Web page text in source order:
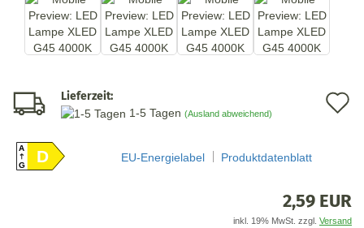
Lieferzeit:
1-5 Tagen (Ausland abweichend)
A
GD EU-Energielabel Produktdatenblatt
2,59 EUR
inkl. 19% MwSt. zzgl. Versand